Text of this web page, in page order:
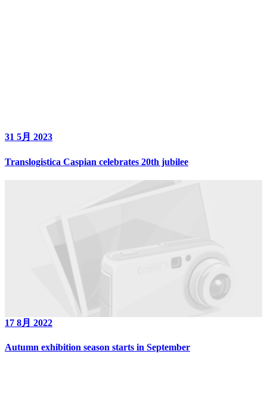
31 5月 2023
Translogistica Caspian celebrates 20th jubilee
17 8月 2022
Autumn exhibition season starts in September